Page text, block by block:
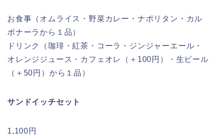
お食事（オムライス・野菜カレー・ナポリタン・カル
ボナーラから１品）
ドリンク（珈琲・紅茶・コーラ・ジンジャーエール・
オレンジジュース・カフェオレ（＋100円）・生ビール
（＋50円）から１品）
サンドイッチセット
1,100円